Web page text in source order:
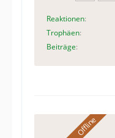
Reaktionen
Trophäen
Beiträge